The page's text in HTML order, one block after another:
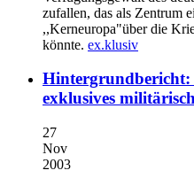
zufallen, das als Zentrum
,,Kerneuropa"über die
könnte. ex.klusiv
Hintergrundbericht:
exklusives
27
Nov
2003